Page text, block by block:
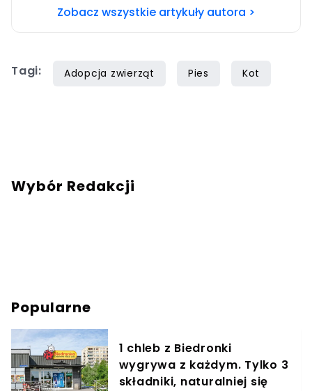
ze mną skontaktować?Napisz adresowaną do
Zobacz wszystkie artykuły autora >
Tagi: Adopcja zwierząt Pies Kot
Wybór Redakcji
Popularne
1 chleb z Biedronki
wygrywa z każdym. Tylko 3
składniki, naturalniej się